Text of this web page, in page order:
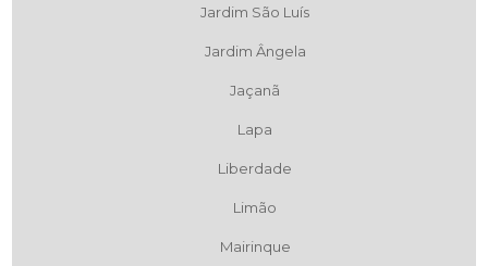
Jardim São Luís
Jardim Ângela
Jaçanã
Lapa
Liberdade
Limão
Mairinque